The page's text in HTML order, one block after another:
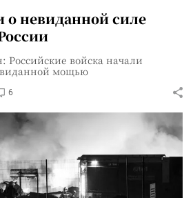
невиданной силе
Российские войска начали
мощью
6